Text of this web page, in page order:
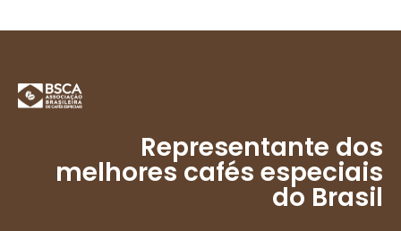
Representante dos
melhores cafés especiais
do Brasil